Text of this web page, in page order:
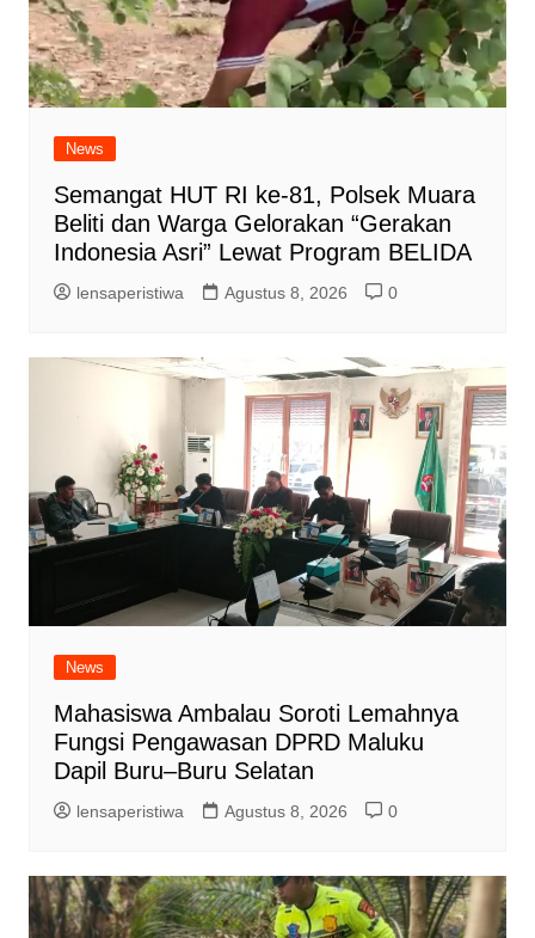
News
Semangat HUT RI ke-81, Polsek Muara
Beliti dan Warga Gelorakan “Gerakan
Indonesia Asri” Lewat Program BELIDA
lensaperistiwa Agustus 8, 2026 0
News
Mahasiswa Ambalau Soroti Lemahnya
Fungsi Pengawasan DPRD Maluku
Dapil Buru–Buru Selatan
lensaperistiwa Agustus 8, 2026 0